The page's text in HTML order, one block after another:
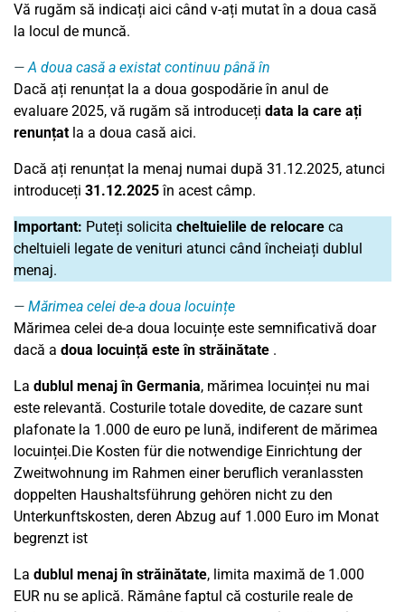
Vă rugăm să indicați aici când v-ați mutat în a doua casă
la locul de muncă.
A doua casă a existat continuu până în
Dacă ați renunțat la a doua gospodărie în anul de
evaluare 2025, vă rugăm să introduceți data la care ați
renunțatla a doua casă aici.
Dacă ați renunțat la menaj numai după 31.12.2025, atunci
introduceți 31.12.2025în acest câmp.
Important: Puteți solicita cheltuielile de relocare ca
cheltuieli legate de venituri atunci când încheiați dublul
menaj.
Mărimea celei de-a doua locuințe
Mărimea celei de-a doua locuințe este semnificativă doar
dacă a doua locuință este în străinătate .
La dublul menaj în Germania, mărimea locuinței nu mai
este relevantă. Costurile totale dovedite, de cazare sunt
plafonate la 1.000 de euro pe lună, indiferent de mărimea
locuinței.Die Kosten für die notwendige Einrichtung der
Zweitwohnung im Rahmen einer beruflich veranlassten
doppelten Haushaltsführung gehören nicht zu den
Unterkunftskosten, deren Abzug auf 1.000 Euro im Monat
begrenzt ist
La dublul menaj în străinătate, limita maximă de 1.000
EUR nu se aplică. Rămâne faptul că costurile reale de